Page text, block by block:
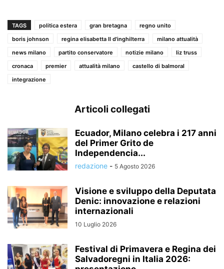
TAGS politica estera gran bretagna
regno unito
boris johnson
regina elisabetta II d'inghilterra
milano attualità
news milano
partito conservatore notizie milano
liz truss
cronaca
premier attualità milano
castello di balmoral
integrazione
Articoli collegati
Ecuador, Milano celebra i 217 anni
del Primer Grito de
Independencia...
redazione - 5 Agosto 2026
Visione e sviluppo della Deputata
Denic: innovazione e relazioni
internazionali
10 Luglio 2026
Festival di Primavera e Regina dei
Salvadoregni in Italia 2026: